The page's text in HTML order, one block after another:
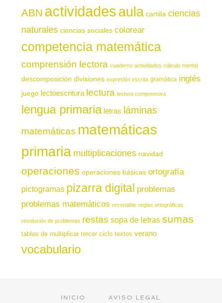
ABN actividadesaula cartilla ciencias
naturales ciencias sociales colorear
competencia matemática
comprensión lectora cuaderno actividades cálculo mental
descomposición divisiones expresión escrita gramática inglés
juego lectoescritura lectura lectura comprensiva
lengua primaria letras láminas
matemáticas matemáticas
primaria multiplicaciones navidad
operaciones operaciones básicas ortografía
pictogramas pizarra digital problemas
problemas matemáticos recortable reglas ortográficas
resolución de problemas restas sopa de letras sumas
tablas de multiplicar tercer ciclo textos verano
vocabulario
INICIO AVISO LEGAL